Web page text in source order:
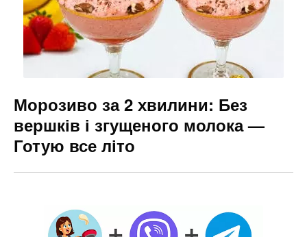
Морозиво за 2 хвилини: Без
вершків і згущеного молока —
Готую все літо